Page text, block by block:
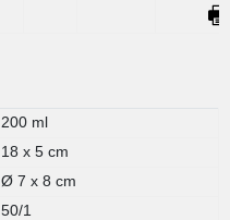
200 ml
18 x 5 cm
Ø 7 x 8 cm
50/1